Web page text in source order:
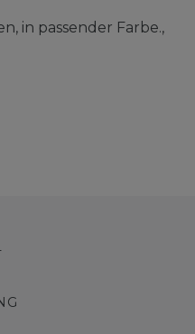
in passender Farbe.,